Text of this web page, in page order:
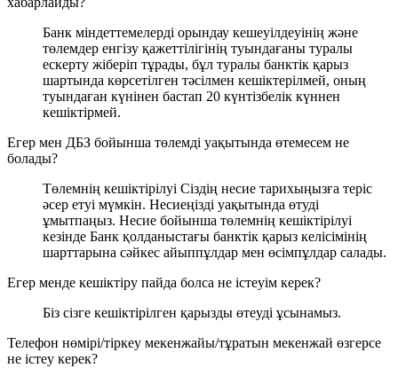
Банк міндеттемелерді орындау кешеуілдеуінің және
төлемдер енгізу қажеттілігінің туындағаны туралы
ескерту жіберіп тұрады, бұл туралы банктік қарыз
шартында көрсетілген тәсілмен кешіктерілмей, оның
туындаған күнінен бастап 20 күнтізбелік күннен
кешіктірмей.
Егер мен ДБЗ бойынша төлемді уақытында өтемесем не
болады?
Төлемнің кешіктірілуі Сіздің несие тарихыңызға теріс
әсер етуі мүмкін. Несиеңізді уақытында өтуді
ұмытпаңыз. Несие бойынша төлемнің кешіктірілуі
кезінде Банк қолданыстағы банктік қарыз келісімінің
шарттарына сәйкес айыппұлдар мен өсімпұлдар салады.
Егер менде кешіктіру пайда болса не істеуім керек?
Біз сізге кешіктірілген қарызды өтеуді ұсынамыз.
Телефон нөмірі/тіркеу мекенжайы/тұратын мекенжай өзгерсе
не істеу керек?